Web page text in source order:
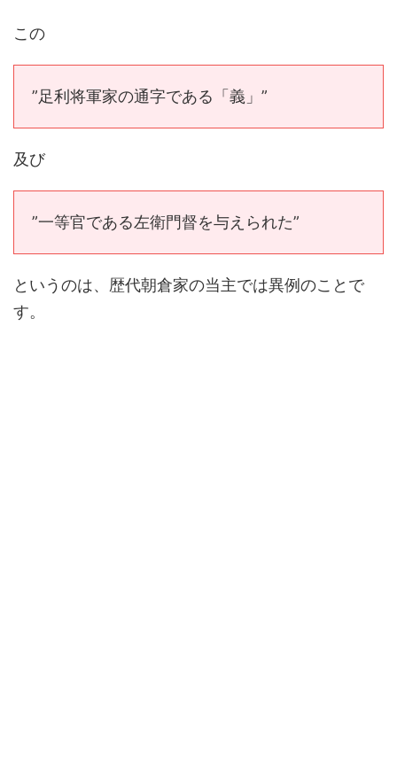
この
”足利将軍家の通字である「義」”
及び
”一等官である左衛門督を与えられた”
というのは、歴代朝倉家の当主では異例のことで
す。